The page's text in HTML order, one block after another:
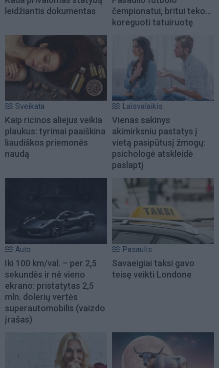
leidžiantis dokumentas
čempionatui, britui teko...
koreguoti tatuiruotę
Sveikata
Kaip ricinos aliejus veikia
plaukus: tyrimai paaiškina
liaudiškos priemonės
naudą
Laisvalaikis
Vienas sakinys
akimirksniu pastatys į
vietą pasipūtusį žmogų:
psichologė atskleidė
paslaptį
Auto
Iki 100 km/val. – per 2,5
sekundės ir nė vieno
ekrano: pristatytas 2,5
mln. dolerių vertės
superautomobilis (vaizdo
įrašas)
Pasaulis
Savaeigiai taksi gavo
teisę veikti Londone